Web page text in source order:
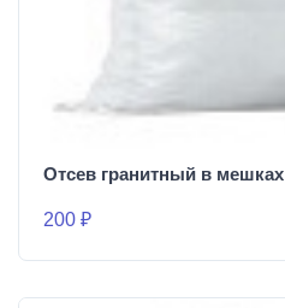
Отсев гранитный в мешках
200 ₽